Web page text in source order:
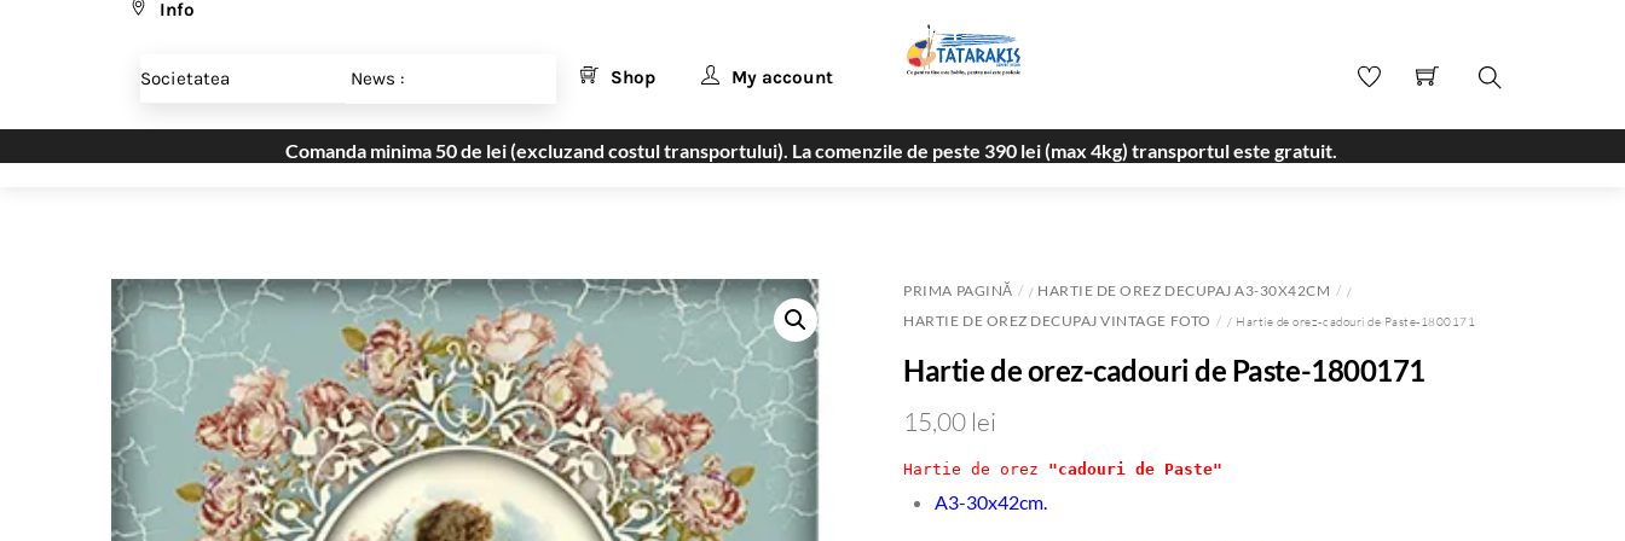
Info
Societatea News : Shop My account
Comanda minima 50 de lei (excluzand costul transportului). La comenzile de peste 390 lei (max 4kg) transportul este gratuit.
PRIMA PAGINĂ / HARTIE DE OREZ DECUPAJ A3-30X42CM /
HARTIE DE OREZ DECUPAJ VINTAGE FOTO / Hartie de orez-cadouri de Paste-1800171
Hartie de orez-cadouri de Paste-1800171
15,00 lei
Hartie de orez "cadouri de Paste"
A3-30x42cm.